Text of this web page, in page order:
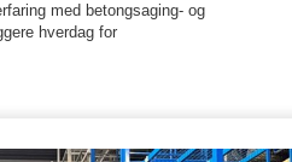
med betongsaging- og
hverdag for